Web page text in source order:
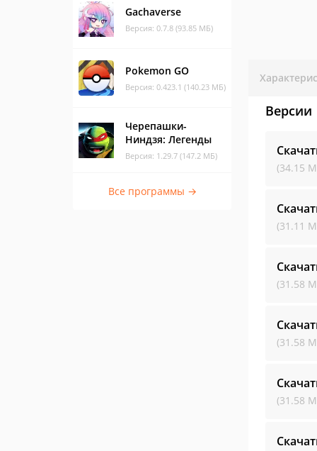
Gachaverse
Версия: 0.7.8 (93.85 МБ)
Pokemon GO
Версия: 0.423.1 (140.23 МБ)
Черепашки-
Ниндзя: Легенды
Версия: 1.29.7 (147.2 МБ)
Все программы →
Версии
(34.15
(31.11
(31.58
(31.58
(31.58